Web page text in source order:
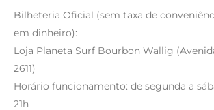
Bilheteria Oficial (sem taxa de
em dinheiro):
Loja Planeta Surf Bourbon Wallig
2611)
Horário funcionamento: de segunda a
21h